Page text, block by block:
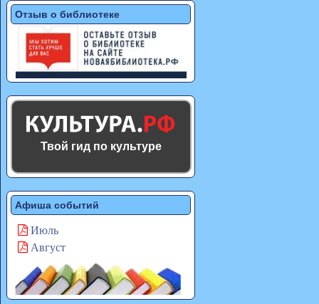
Отзыв о библиотеке
Твой гид по культуре
Афиша событий
Июль
Август